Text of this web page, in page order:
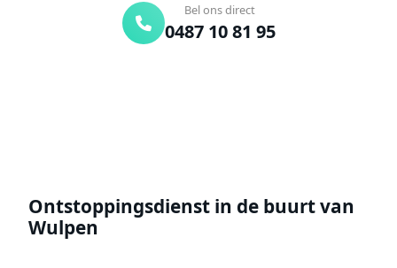
Bel ons direct
0487 10 81 95
Ontstoppingsdienst in de buurt van
Wulpen